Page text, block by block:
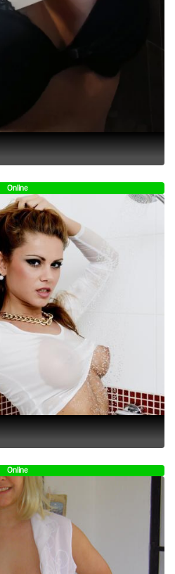
Online
Online